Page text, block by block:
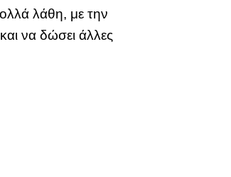
λάθη, με την
να δώσει άλλες